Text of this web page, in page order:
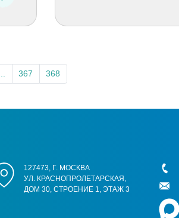
367 368
127473, Г. МОСКВА
УЛ. КРАСНОПРОЛЕТАРСКАЯ,
ДОМ 30, СТРОЕНИЕ 1, ЭТАЖ 3